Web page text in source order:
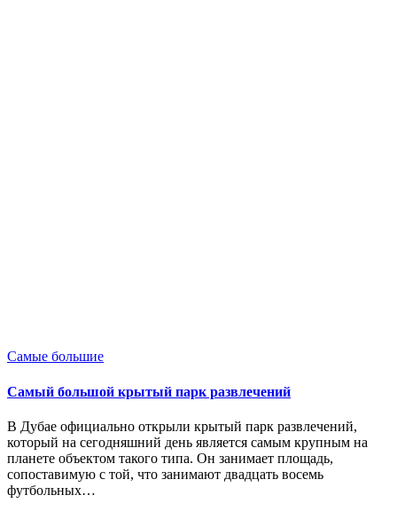
Опубликовано
Самые большие
Самый большой крытый парк развлечений
В Дубае официально открыли крытый парк развлечений,
который на сегодняшний день является самым крупным на
планете объектом такого типа. Он занимает площадь,
сопоставимую с той, что занимают двадцать восемь
футбольных…